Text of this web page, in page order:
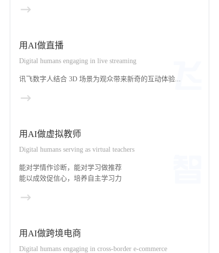
用AI做直播
Digital humans engaging in live streaming
讯飞数字人结合 3D 场景为观众带来新奇的互动体验...
用AI做虚拟教师
Digital humans serving as virtual teachers
能对学情作诊断，能对学习做推荐
能以成效促信心，培养自主学习力
用AI做跨境电商
Digital humans engaging in cross-border e-commerce